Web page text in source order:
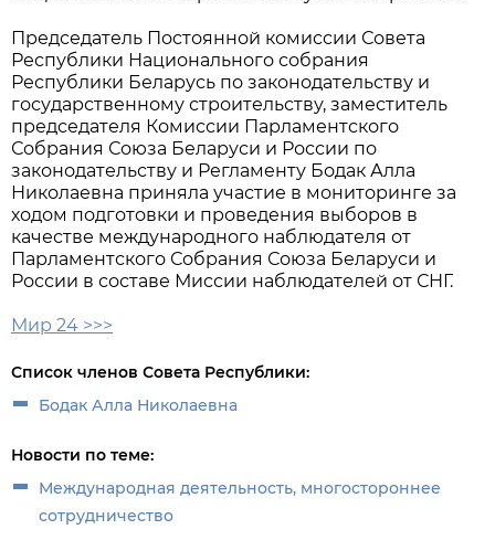
Председатель Постоянной комиссии Совета
Республики Национального собрания
Республики Беларусь по законодательству и
государственному строительству, заместитель
председателя Комиссии Парламентского
Собрания Союза Беларуси и России по
законодательству и Регламенту Бодак Алла
Николаевна приняла участие в мониторинге за
ходом подготовки и проведения выборов в
качестве международного наблюдателя от
Парламентского Собрания Союза Беларуси и
России в составе Миссии наблюдателей от СНГ.
Мир 24 >>>
Список членов Совета Республики:
Бодак Алла Николаевна
Новости по теме:
Международная деятельность, многостороннее
сотрудничество